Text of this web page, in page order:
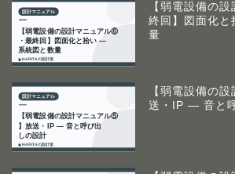
【弱電設備の
終回】図面化
量
【弱電設備の
送・IP ― 音と